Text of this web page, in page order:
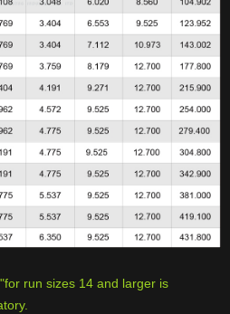
run sizes 14 and larger is